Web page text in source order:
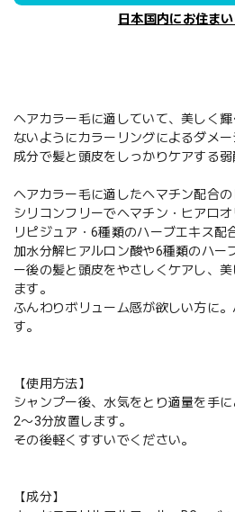
日本国内にお住ま
ヘアカラー毛に適していて、美しく
ないようにカラーリングによるダメ
成分で髪と頭皮をしっかりケアする弱
ヘアカラー毛に適したヘマチン配合の
シリコンフリーでヘマチン・ヒアロ
リピジュア・6種類のハーブエキス配
加水分解ヒアルロン酸や6種類のハー
ー後の髪と頭皮をやさしくケアし、
ます。
ふんわりボリューム感が欲しい方に
す。
【使用方法】
シャンプー後、水気をとり適量を手
2〜3分放置します。
その後軽くすすいでください。
【成分】